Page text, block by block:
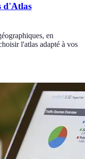
d'Atlas
en
l'atlas adapté à vos